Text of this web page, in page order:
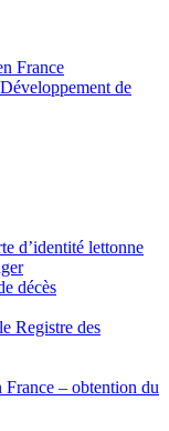
France
de
d’identité lettonne
décès
Registre des
France – obtention du